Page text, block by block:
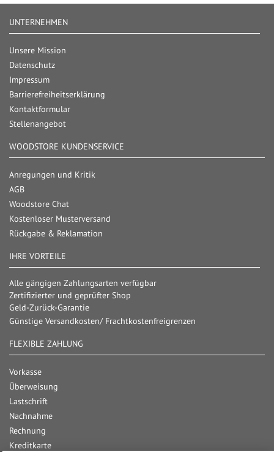
UNTERNEHMEN
Unsere Mission
Datenschutz
Impressum
Barrierefreiheitserklärung
Kontaktformular
Stellenangebot
WOODSTORE KUNDENSERVICE
Anregungen und Kritik
AGB
Woodstore Chat
Kostenloser Musterversand
Rückgabe & Reklamation
IHRE VORTEILE
Alle gängigen Zahlungsarten verfügbar
Zertifizierter und geprüfter Shop
Geld-Zurück-Garantie
Günstige Versandkosten/ Frachtkostenfreigrenzen
FLEXIBLE ZAHLUNG
Vorkasse
Überweisung
Lastschrift
Nachnahme
Rechnung
Kreditkarte